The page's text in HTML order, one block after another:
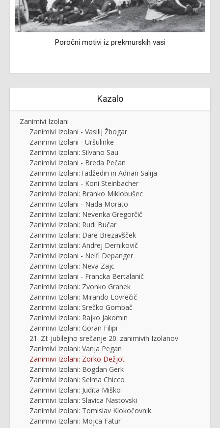
Poročni motivi iz prekmurskih vasi
Kazalo
Zanimivi Izolani
Zanimivi Izolani - Vasilij Žbogar
Zanimivi Izolani - Uršulinke
Zanimivi Izolani: Silvano Sau
Zanimivi Izolani - Breda Pečan
Zanimivi Izolani:Tadžedin in Adnan Salija
Zanimivi Izolani - Koni Steinbacher
Zanimivi Izolani: Branko Miklobušec
Zanimivi Izolani - Nada Morato
Zanimivi Izolani: Nevenka Gregorčič
Zanimivi Izolani: Rudi Bučar
Zanimivi Izolani: Dare Brezavšček
Zanimivi Izolani: Andrej Dernikovič
Zanimivi Izolani - Nelfi Depanger
Zanimivi Izolani: Neva Zajc
Zanimivi Izolani - Francka Bertalanič
Zanimivi Izolani: Zvonko Grahek
Zanimivi Izolani: Mirando Lovrečič
Zanimivi Izolani: Srečko Gombač
Zanimivi Izolani: Rajko Jakomin
Zanimivi Izolani: Goran Filipi
21. ZI: jubilejno srečanje 20. zanimivih Izolanov
Zanimivi Izolani: Vanja Pegan
Zanimivi Izolani: Zorko Dežjot
Zanimivi Izolani: Bogdan Gerk
Zanimivi Izolani: Selma Chicco
Zanimivi Izolani: Judita Miško
Zanimivi Izolani: Slavica Nastovski
Zanimivi Izolani: Tomislav Klokočovnik
Zanimivi Izolani: Mojca Fatur